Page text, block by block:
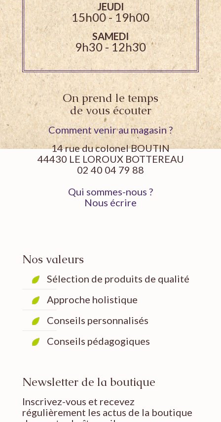
JEUDI
15h00 - 19h00
SAMEDI
9h30 - 12h30
On prend le temps
de vous écouter
Comment venir au magasin ?
14 rue du colonel BOUTIN
44430 LE LOROUX BOTTEREAU
02 40 04 79 88
Qui sommes-nous ?
Nous écrire
Nos valeurs
Sélection de produits de qualité
Approche holistique
Conseils personnalisés
Conseils pédagogiques
Newsletter de la boutique
Inscrivez-vous et recevez
régulièrement les actus de la boutique